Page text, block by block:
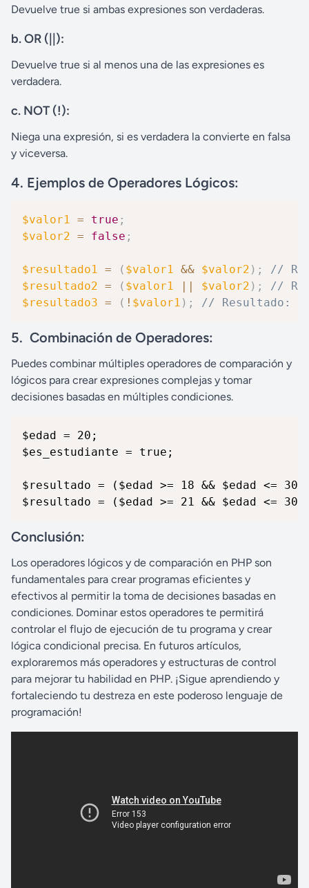
Devuelve true si ambas expresiones son verdaderas.
b.OR (||):
Devuelve true si al menos una de las expresiones es
verdadera.
c. NOT (!):
Niega una expresión, si es verdadera la convierte en falsa
y viceversa.
4. Ejemplos de Operadores Lógicos:
$valor1 = true ;
$valor2 = false ;
$resultado1 = ( $valor1 && $valor2 ) ;
//
$resultado2 = ( $valor1 || $valor2 ) ;
//
$resultado3 = ( ! $valor1 ) ; // Resultado:
5. Combinación de Operadores:
Puedes combinar múltiples operadores de comparación y
lógicos para crear expresiones complejas y tomar
decisiones basadas en múltiples condiciones.
$edad = 20;
$es_estudiante = true;
$resultado = ($edad >= 18 && $edad <=
$resultado = ($edad >= 21 && $edad <=
Conclusión:
Los operadores lógicos y de comparación en PHP son
fundamentales para crear programas eficientes y
efectivos al permitir la toma de decisiones basadas en
condiciones. Dominar estos operadores te permitirá
controlar el flujo de ejecución de tu programa y crear
lógica condicional precisa. En futuros artículos,
exploraremos más operadores y estructuras de control
para mejorar tu habilidad en PHP. ¡Sigue aprendiendo y
fortaleciendo tu destreza en este poderoso lenguaje de
programación!